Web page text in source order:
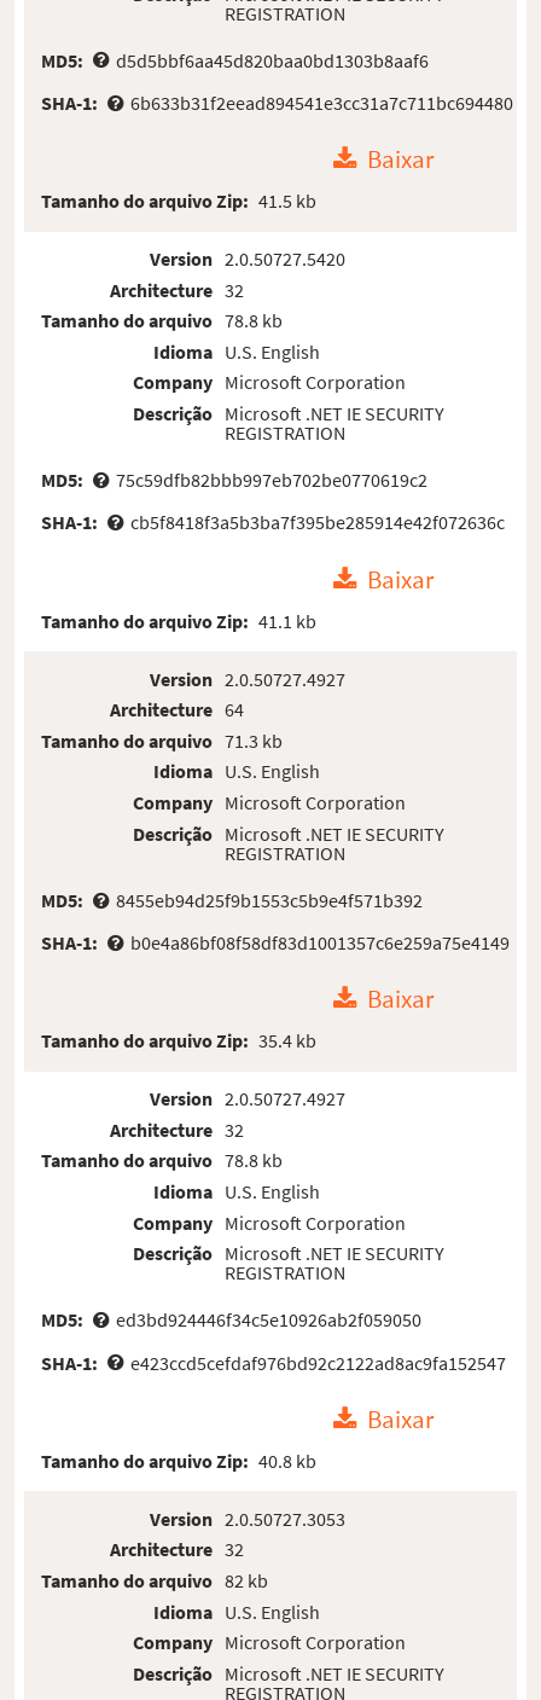
REGISTRATION
MD5:
d5d5bbf6aa45d820baa0bd1303b8aaf6
SHA-1:
6b633b31f2eead894541e3cc31a7c711bc694480
Baixar
Tamanho do arquivo Zip: 41.5 kb
Version
Architecture
Tamanho do arquivo
Idioma
Company
Descrição
2.0.50727.5420
32
78.8 kb
U.S. English
Microsoft Corporation
Microsoft .NET IE SECURITY
REGISTRATION
MD5:
75c59dfb82bbb997eb702be0770619c2
SHA-1:
cb5f8418f3a5b3ba7f395be285914e42f072636c
Baixar
Tamanho do arquivo Zip: 41.1 kb
Version
Architecture
Tamanho do arquivo
Idioma
Company
Descrição
2.0.50727.4927
64
71.3 kb
U.S. English
Microsoft Corporation
Microsoft .NET IE SECURITY
REGISTRATION
MD5:
8455eb94d25f9b1553c5b9e4f571b392
SHA-1:
b0e4a86bf08f58df83d1001357c6e259a75e4149
Baixar
Tamanho do arquivo Zip: 35.4 kb
Version
Architecture
Tamanho do arquivo
Idioma
Company
Descrição
2.0.50727.4927
32
78.8 kb
U.S. English
Microsoft Corporation
Microsoft .NET IE SECURITY
REGISTRATION
MD5:
ed3bd924446f34c5e10926ab2f059050
SHA-1:
e423ccd5cefdaf976bd92c2122ad8ac9fa152547
Baixar
Tamanho do arquivo Zip: 40.8 kb
Version
Architecture
Tamanho do arquivo
Idioma
Company
Descrição
2.0.50727.3053
32
82 kb
U.S. English
Microsoft Corporation
Microsoft .NET IE SECURITY
REGISTRATION